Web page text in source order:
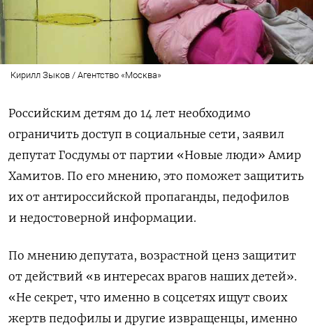
Кирилл Зыков / Агентство «Москва»
Российским детям до 14 лет необходимо
ограничить доступ в социальные сети, заявил
депутат Госдумы от партии «Новые люди» Амир
Хамитов. По его мнению, это поможет защитить
их от антироссийской пропаганды, педофилов
и недостоверной информации.
По мнению депутата, возрастной ценз защитит
от действий «в интересах врагов наших детей».
«Не секрет, что именно в соцсетях ищут своих
жертв педофилы и другие извращенцы, именно